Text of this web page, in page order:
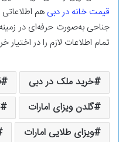
قیمت خانه در دبی هم
جناحی به‌صورت حرفه‌ای در
تمام اطلاعات لازم را در اختیار
خرید ملک در دبی
گلدن ویزای امارات
ویزای طلایی امارات